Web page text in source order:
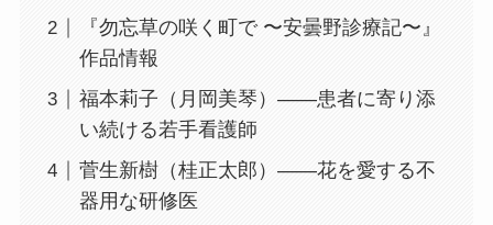
『勿忘草の咲く町で 〜安曇野診療記〜』
作品情報
福本莉子（月岡美琴）——患者に寄り添
い続ける若手看護師
菅生新樹（桂正太郎）——花を愛する不
器用な研修医